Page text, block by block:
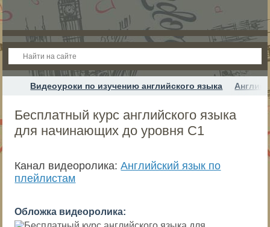
Видеоуроки по изучению английского языка
Бесплатный курс английского языка
для начинающих до уровня С1
Канал видеоролика:Английский язык по
плейлистам
Обложка видеоролика: